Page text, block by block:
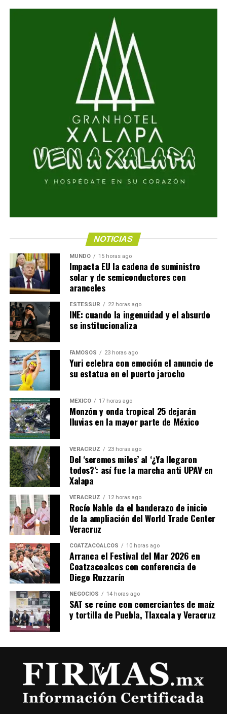
NOTICIAS
MUNDO 15 horas ago
Impacta EU la cadena de suministro
solar y de semiconductores con
aranceles
ESTESSUR 22 horas ago
INE: cuando la ingenuidad y el absurdo
se institucionaliza
FAMOSOS 23 horas ago
Yuri celebra con emoción el anuncio de
su estatua en el puerto jarocho
MÉXICO 17 horas ago
Monzón y onda tropical 25 dejarán
lluvias en la mayor parte de México
VERACRUZ 23 horas ago
Del ‘seremos miles’ al ‘¿Ya llegaron
todos?’: así fue la marcha anti UPAV en
Xalapa
VERACRUZ 12 horas ago
Rocío Nahle da el banderazo de inicio
de la ampliación del World Trade Center
Veracruz
COATZACOALCOS 10 horas ago
Arranca el Festival del Mar 2026 en
Coatzacoalcos con conferencia de
Diego Ruzzarín
NEGOCIOS 14 horas ago
SAT se reúne con comerciantes de maíz
y tortilla de Puebla, Tlaxcala y Veracruz